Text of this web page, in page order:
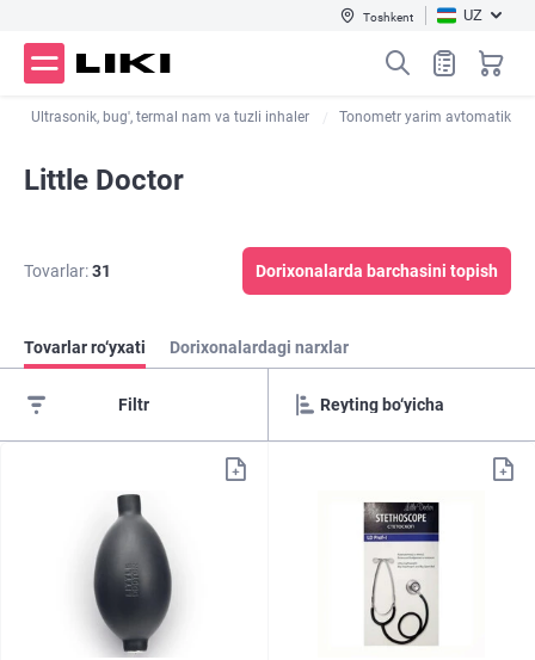
Toshkent UZ
Ultrasonik, bug', termal nam va tuzli inhaler Tonometr yarim avtomatik
Little Doctor
Tovarlar:31 Dorixonalarda barchasini topish
Tovarlar ro‘yxati Dorixonalardagi narxlar
Filtr